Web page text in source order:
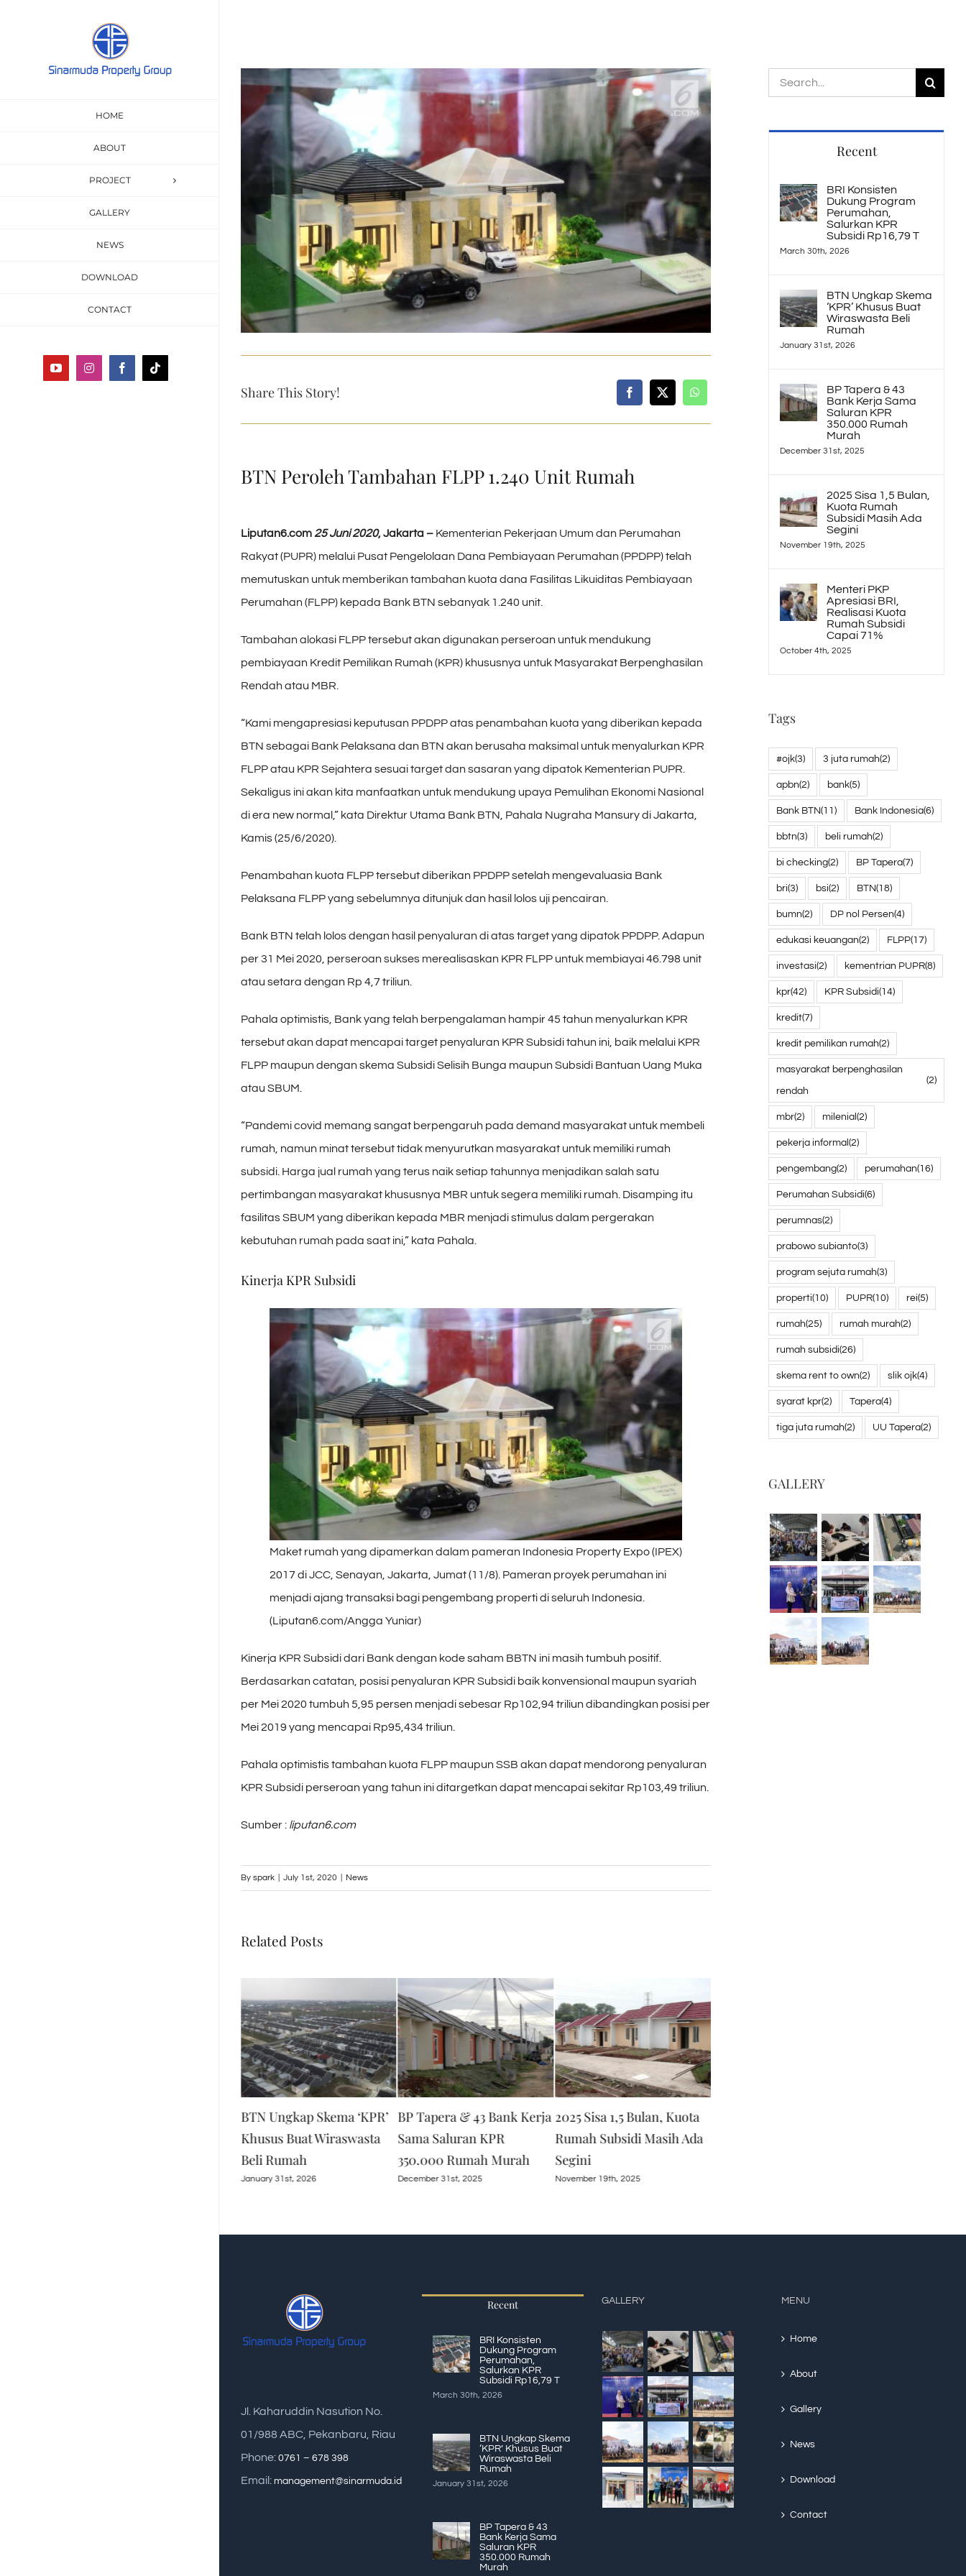
HOME
ABOUT
PROJECT
GALLERY
NEWS
DOWNLOAD
CONTACT
YouTubeInstagramFacebookTiktok
View
Larger
Image
Share This Story!
BTN Peroleh Tambahan FLPP 1.240 Unit Rumah
Liputan6.com 25 Juni 2020, Jakarta – Kementerian Pekerjaan Umum dan Perumahan
Rakyat (PUPR) melalui Pusat Pengelolaan Dana Pembiayaan Perumahan (PPDPP) telah
memutuskan untuk memberikan tambahan kuota dana Fasilitas Likuiditas Pembiayaan
Perumahan (FLPP) kepada Bank BTN sebanyak 1.240 unit.
Tambahan alokasi FLPP tersebut akan digunakan perseroan untuk mendukung
pembiayaan Kredit Pemilikan Rumah (KPR) khususnya untuk Masyarakat Berpenghasilan
Rendah atau MBR.
“Kami mengapresiasi keputusan PPDPP atas penambahan kuota yang diberikan kepada
BTN sebagai Bank Pelaksana dan BTN akan berusaha maksimal untuk menyalurkan KPR
FLPP atau KPR Sejahtera sesuai target dan sasaran yang dipatok Kementerian PUPR.
Sekaligus ini akan kita manfaatkan untuk mendukung upaya Pemulihan Ekonomi Nasional
di era new normal,” kata Direktur Utama Bank BTN, Pahala Nugraha Mansury di Jakarta,
Kamis (25/6/2020).
Penambahan kuota FLPP tersebut diberikan PPDPP setelah mengevaluasia Bank
Pelaksana FLPP yang sebelumnya ditunjuk dan hasil lolos uji pencairan.
Bank BTN telah lolos dengan hasil penyaluran di atas target yang dipatok PPDPP. Adapun
per 31 Mei 2020, perseroan sukses merealisaskan KPR FLPP untuk membiayai 46.798 unit
atau setara dengan Rp 4,7 triliun.
Pahala optimistis, Bank yang telah berpengalaman hampir 45 tahun menyalurkan KPR
tersebut akan dapat mencapai target penyaluran KPR Subsidi tahun ini, baik melalui KPR
FLPP maupun dengan skema Subsidi Selisih Bunga maupun Subsidi Bantuan Uang Muka
atau SBUM.
“Pandemi covid memang sangat berpengaruh pada demand masyarakat untuk membeli
rumah, namun minat tersebut tidak menyurutkan masyarakat untuk memiliki rumah
subsidi. Harga jual rumah yang terus naik setiap tahunnya menjadikan salah satu
pertimbangan masyarakat khususnya MBR untuk segera memiliki rumah. Disamping itu
fasilitas SBUM yang diberikan kepada MBR menjadi stimulus dalam pergerakan
kebutuhan rumah pada saat ini,” kata Pahala.
Kinerja KPR Subsidi
Maket rumah yang dipamerkan dalam pameran Indonesia Property Expo (IPEX)
2017 di JCC, Senayan, Jakarta, Jumat (11/8). Pameran proyek perumahan ini
menjadi ajang transaksi bagi pengembang properti di seluruh Indonesia.
(Liputan6.com/Angga Yuniar)
Kinerja KPR Subsidi dari Bank dengan kode saham BBTN ini masih tumbuh positif.
Berdasarkan catatan, posisi penyaluran KPR Subsidi baik konvensional maupun syariah
per Mei 2020 tumbuh 5,95 persen menjadi sebesar Rp102,94 triliun dibandingkan posisi per
Mei 2019 yang mencapai Rp95,434 triliun.
Pahala optimistis tambahan kuota FLPP maupun SSB akan dapat mendorong penyaluran
KPR Subsidi perseroan yang tahun ini ditargetkan dapat mencapai sekitar Rp103,49 triliun.
Sumber : liputan6.com
By spark July 1st, 2020 News
Related Posts
BTN Ungkap Skema ‘KPR’
Khusus Buat Wiraswasta
Beli Rumah
January 31st, 2026
BP Tapera & 43 Bank Kerja
Sama Saluran KPR
350.000 Rumah Murah
December 31st, 2025
2025 Sisa 1,5 Bulan, Kuota
Rumah Subsidi Masih Ada
Segini
November 19th, 2025
Search
Recent
BRI Konsisten
Dukung Program
Perumahan,
Salurkan KPR
Subsidi Rp16,79 T
March 30th, 2026
BTN Ungkap Skema
‘KPR’ Khusus Buat
Wiraswasta Beli
Rumah
January 31st, 2026
BP Tapera & 43
Bank Kerja Sama
Saluran KPR
350.000 Rumah
Murah
December 31st, 2025
2025 Sisa 1,5 Bulan,
Kuota Rumah
Subsidi Masih Ada
Segini
November 19th, 2025
Menteri PKP
Apresiasi BRI,
Realisasi Kuota
Rumah Subsidi
Capai 71%
October 4th, 2025
Tags
#ojk(3) 3 juta rumah(2)
apbn(2) bank(5)
Bank BTN(11) Bank Indonesia(6)
bbtn(3) beli rumah(2)
bi checking(2) BP Tapera(7)
bri(3) bsi(2) BTN(18)
bumn(2) DP nol Persen(4)
edukasi keuangan(2) FLPP(17)
investasi(2) kementrian PUPR(8)
kpr(42) KPR Subsidi(14)
kredit(7)
kredit pemilikan rumah(2)
masyarakat berpenghasilan
rendah
(2)
mbr(2) milenial(2)
pekerja informal(2)
pengembang(2) perumahan(16)
Perumahan Subsidi(6)
perumnas(2)
prabowo subianto(3)
program sejuta rumah(3)
properti(10) PUPR(10) rei(5)
rumah(25) rumah murah(2)
rumah subsidi(26)
skema rent to own(2) slik ojk(4)
syarat kpr(2) Tapera(4)
tiga juta rumah(2) UU Tapera(2)
GALLERY
Jl. Kaharuddin Nasution No.
01/988 ABC, Pekanbaru, Riau
Phone: 0761 – 678 398
Email: management@sinarmuda.id
Recent
BRI Konsisten
Dukung Program
Perumahan,
Salurkan KPR
Subsidi Rp16,79 T
March 30th, 2026
BTN Ungkap Skema
‘KPR’ Khusus Buat
Wiraswasta Beli
Rumah
January 31st, 2026
BP Tapera & 43
Bank Kerja Sama
Saluran KPR
350.000 Rumah
Murah
GALLERY MENU
Home
About
Gallery
News
Download
Contact